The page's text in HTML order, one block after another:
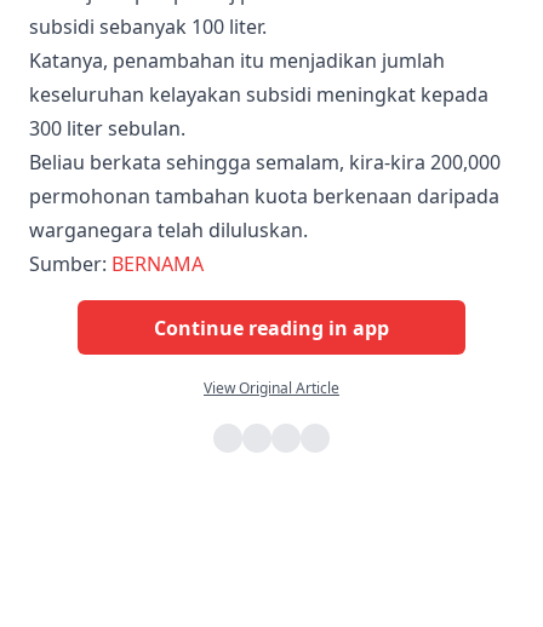
subsidi sebanyak 100 liter.
Katanya, penambahan itu menjadikan jumlah
keseluruhan kelayakan subsidi meningkat kepada
300 liter sebulan.
Beliau berkata sehingga semalam, kira-kira 200,000
permohonan tambahan kuota berkenaan daripada
warganegara telah diluluskan.
Sumber: BERNAMA
Continue reading in app
View Original Article